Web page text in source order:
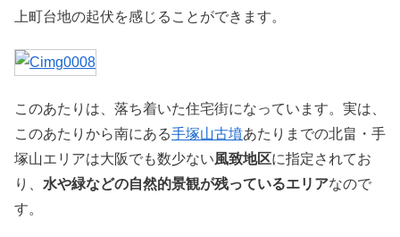
上町台地の起伏を感じることができます。
このあたりは、落ち着いた住宅街になっています。実は、
このあたりから南にある手塚山古墳あたりまでの北畠・手
塚山エリアは大阪でも数少ない風致地区に指定されてお
り、 水や緑などの自然的景観が残っているエリアなので
す。